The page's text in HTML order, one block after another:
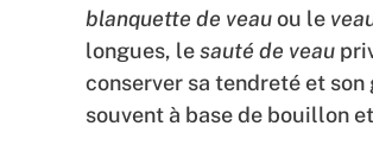
blanquette de veauou le
longues, lesauté de veau
conserver sa tendreté et
souvent à base de bouillon